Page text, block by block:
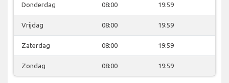
Donderdag 08:00 19:59
Vrijdag 08:00 19:59
Zaterdag 08:00 19:59
Zondag 08:00 19:59